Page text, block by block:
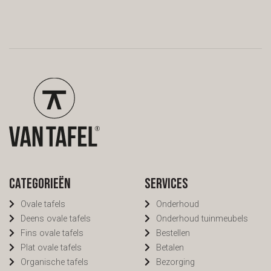
Categorieën
Ovale tafels
Deens ovale tafels
Fins ovale tafels
Plat ovale tafels
Organische tafels
Services
Onderhoud
Onderhoud tuinmeubels
Bestellen
Betalen
Bezorging